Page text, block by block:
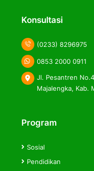
Konsultasi
(0233) 8296975
0853 2000 0911
Jl. Pesantren
Majalengka, Kab.
Program
Sosial
Pendidikan